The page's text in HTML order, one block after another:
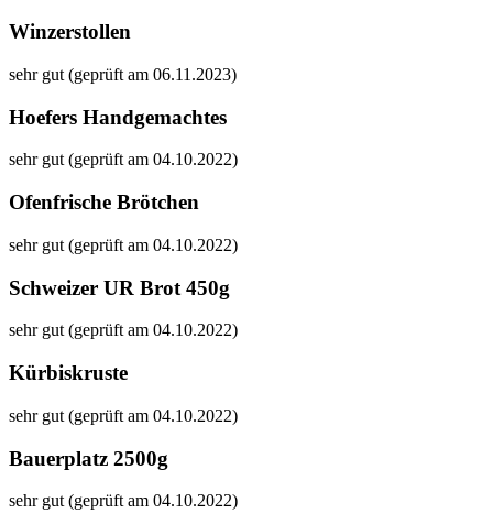
Winzerstollen
sehr gut (geprüft am 06.11.2023)
Hoefers Handgemachtes
sehr gut (geprüft am 04.10.2022)
Ofenfrische Brötchen
sehr gut (geprüft am 04.10.2022)
Schweizer UR Brot 450g
sehr gut (geprüft am 04.10.2022)
Kürbiskruste
sehr gut (geprüft am 04.10.2022)
Bauerplatz 2500g
sehr gut (geprüft am 04.10.2022)